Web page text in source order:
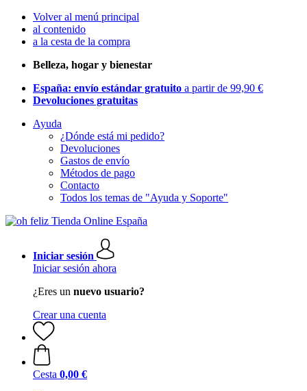
Volver al menú principal
al contenido
a la cesta de la compra
Belleza, hogar y bienestar
España: envío estándar gratuito a partir de 99,90 €
Devoluciones gratuitas
Ayuda
¿Dónde está mi pedido?
Devoluciones
Gastos de envío
Métodos de pago
Contacto
Todos los temas de "Ayuda y Soporte"
Iniciar sesión
Iniciar sesión ahora
¿Eres un nuevo usuario?
Crear una cuenta
Cesta 0,00 €